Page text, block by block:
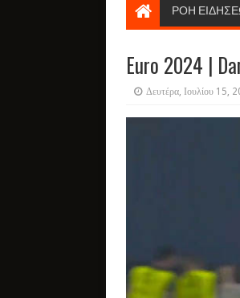
ΡΟΗ
Euro 2024 |
Δευτέρα, Ιουλίου 15,